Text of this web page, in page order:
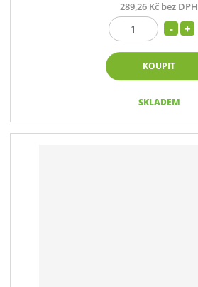
289,26 Kč bez DPH
KOUPIT
SKLADEM